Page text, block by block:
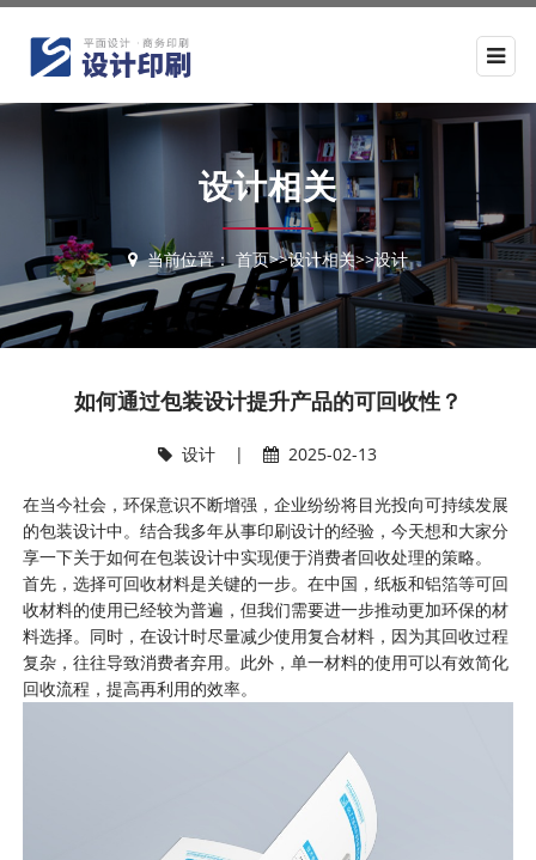
设计相关
当前位置：首页>>设计相关>>设计
如何通过包装设计提升产品的可回收性？
设计 | 2025-02-13
在当今社会，环保意识不断增强，企业纷纷将目光投向可持续发展
的包装设计中。结合我多年从事印刷设计的经验，今天想和大家分
享一下关于如何在包装设计中实现便于消费者回收处理的策略。
首先，选择可回收材料是关键的一步。在中国，纸板和铝箔等可回
收材料的使用已经较为普遍，但我们需要进一步推动更加环保的材
料选择。同时，在设计时尽量减少使用复合材料，因为其回收过程
复杂，往往导致消费者弃用。此外，单一材料的使用可以有效简化
回收流程，提高再利用的效率。